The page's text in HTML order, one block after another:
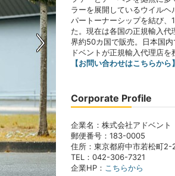
ラーを展開しているウイルヘ
パートーナーシップを結び、
た。現在は各国の正規輸入代
界約50カ国で販売。日本国
ドベントが正規輸入代理店を
【お問い合わせはこちらから】
Corporate Profile
企業名：株式会社アドベント
郵便番号：183-0005
住所：東京都府中市若松町2-
TEL：042-306-7321
企業HP： こちらから